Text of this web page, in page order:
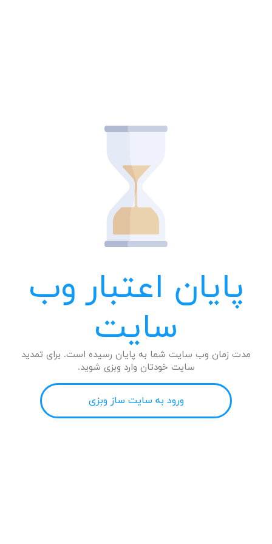
پایان اعتبار وب
سایت
مدت زمان وب سایت شما به پایان رسیده است. برای تمدید
سایت خودتان وارد وبزی شوید.
ورود به سایت ساز وبزی